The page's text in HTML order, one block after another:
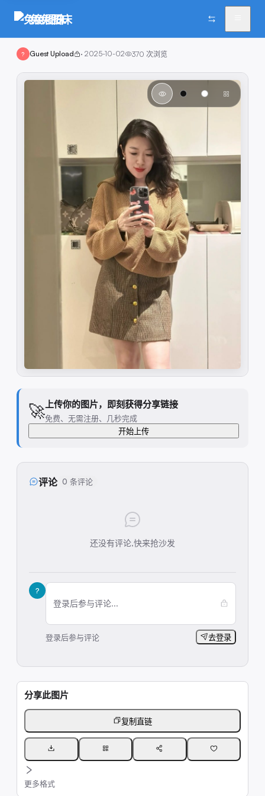
兔兔图床
? Guest Upload · 2025-10-02 370 次浏览
🚀上传你的图片，即刻获得分享链接
免费、无需注册、几秒完成
开始上传
评论 0 条评论
还没有评论,快来抢沙发
?
登录后参与评论...
登录后参与评论 去登录
分享此图片
复制直链
更多格式